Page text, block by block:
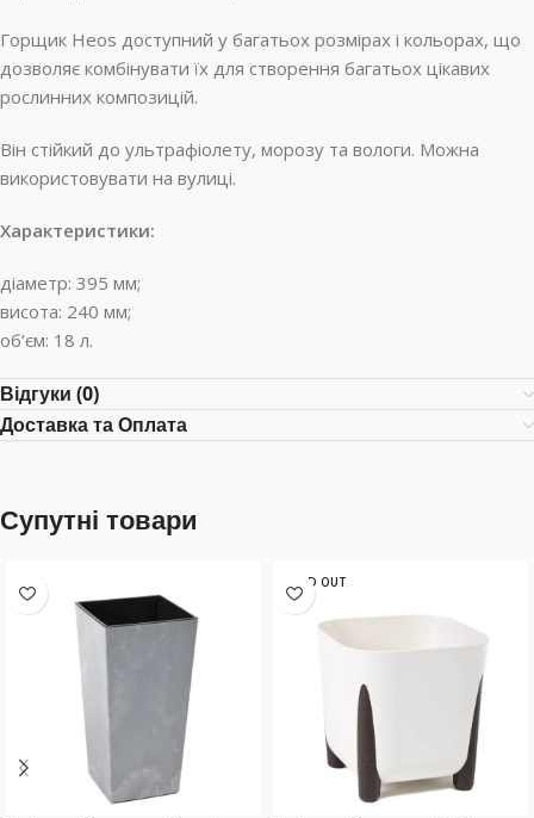
Горщик Heos доступний у багатьох розмірах і кольорах, що
дозволяє комбінувати їх для створення багатьох цікавих
рослинних композицій.
Він стійкий до ультрафіолету, морозу та вологи. Можна
використовувати на вулиці.
Характеристики:
діаметр: 395 мм;
висота: 240 мм;
об’єм: 18 л.
Відгуки (0)
Доставка та Оплата
Супутні товари
SOLD OUT